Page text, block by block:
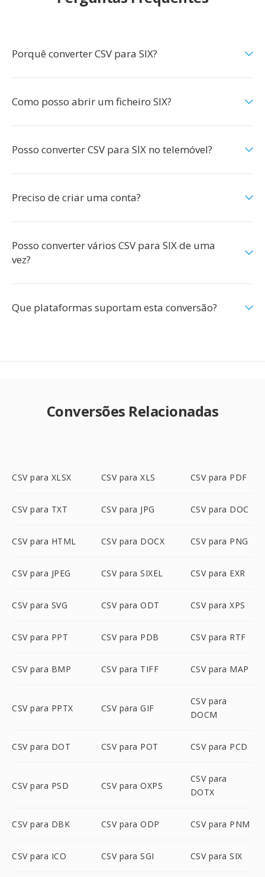
Porquê converter CSV para SIX?
Como posso abrir um ficheiro SIX?
Posso converter CSV para SIX no telemóvel?
Preciso de criar uma conta?
Posso converter vários CSV para SIX de uma
vez?
Que plataformas suportam esta conversão?
Conversões Relacionadas
CSV para XLSX CSV para XLS CSV para PDF
CSV para TXT CSV para JPG CSV para DOC
CSV para HTML CSV para DOCX CSV para PNG
CSV para JPEG CSV para SIXEL CSV para EXR
CSV para SVG CSV para ODT CSV para XPS
CSV para PPT CSV para PDB CSV para RTF
CSV para BMP CSV para TIFF CSV para MAP
CSV para PPTX CSV para GIF
CSV para
DOCM
CSV para DOT CSV para POT CSV para PCD
CSV para PSD CSV para OXPS
CSV para
DOTX
CSV para DBK CSV para ODP CSV para PNM
CSV para ICO CSV para SGI CSV para SIX